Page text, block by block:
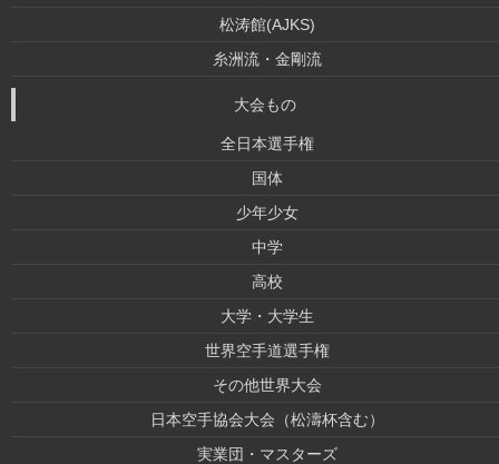
松涛館(AJKS)
糸洲流・金剛流
大会もの
全日本選手権
国体
少年少女
中学
高校
大学・大学生
世界空手道選手権
その他世界大会
日本空手協会大会（松濤杯含む）
実業団・マスターズ